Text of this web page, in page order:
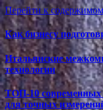
Перейти к
Как бизнесу
Итальянские
технологии
ТОП-10 современных
для точных